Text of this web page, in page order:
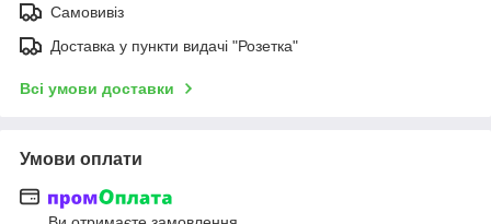
Самовивіз
Доставка у пункти видачі "Розетка"
Всі умови доставки
Умови оплати